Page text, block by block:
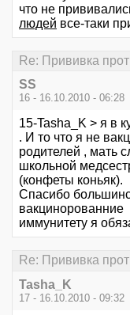
что не
людей все-таки
Re: Прививка
SS
16 - 16.10.2010 - 06:28
15-Tasha_K > я в
. И то что я не
родителей , мать
школьной
(конфеты коньяк).
Спасибо
иммунитету я
Re: Прививка
Tasha_K
17 - 16.10.2010 - 09:32